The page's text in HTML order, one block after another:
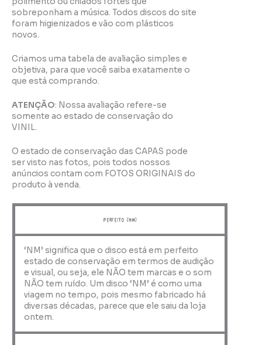
sobreponham a música. Todos discos do site
foram higienizados e vão com plásticos
novos.
Criamos uma tabela de avaliação simples e
objetiva, para que você saiba exatamente o
que está comprando.
ATENÇÃO: Nossa avaliação refere-se
somente ao estado de conservação do
VINIL.
O estado de conservação das CAPAS pode
ser visto nas fotos, pois todos nossos
anúncios contam com FOTOS ORIGINAIS do
produto à venda.
perfeito (NM)
‘NM’ significa que o disco está em perfeito
estado de conservação em termos de audição
e visual, ou seja, ele NÃO tem marcas e o som
NÃO tem ruído. Um disco ‘NM’ é como uma
viagem no tempo, pois mesmo fabricado há
diversas décadas, parece que ele saiu da loja
ontem.